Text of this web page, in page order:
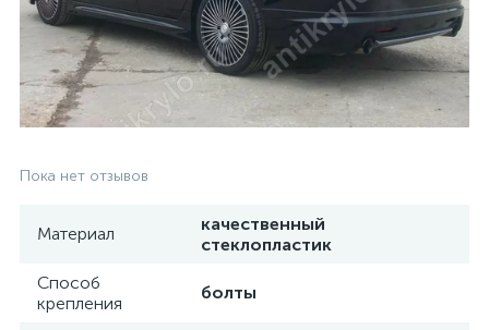
Пока нет отзывов
Материал
качественный
стеклопластик
Способ
крепления
болты